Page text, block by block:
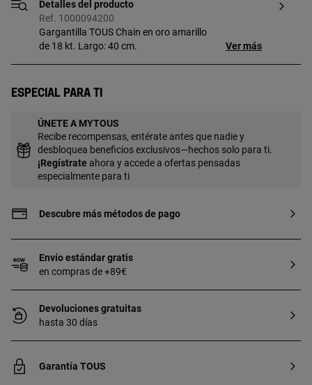
Detalles del producto
Ref. 1000094200
Gargantilla TOUS Chain en oro amarillo
de 18 kt. Largo: 40 cm.
Ver más
Especial para ti
ÚNETE A MYTOUS
Recibe recompensas, entérate antes que nadie y
desbloquea beneficios exclusivos—hechos solo para ti.
¡Regístrate ahora y accede a ofertas pensadas
especialmente para ti
Descubre más métodos de pago
Envío estándar gratis
en compras de +89€
Devoluciones gratuitas
hasta 30 días
Garantía TOUS